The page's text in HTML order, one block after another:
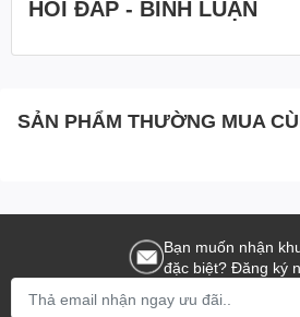
HỎI ĐÁP - BÌNH LUẬN
SẢN PHẨM THƯỜNG MUA
Bạn muốn nhận
đặc biệt? Đăng ký